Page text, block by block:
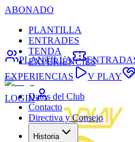
ABONADO
PLANTILLA
ENTRADES
TENDA
EXPERIÈNCIES
LOGIN
PLANTILLA
EXPERIENCIAS
V PLAY
Datos del Club
Contacto
Directiva y Consejo
Historia